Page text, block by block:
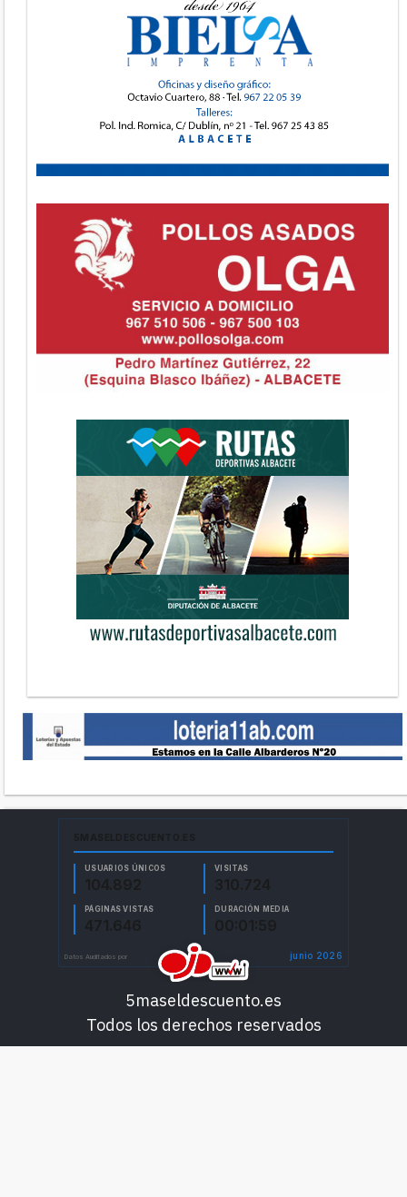
5maseldescuento.es
Todos los derechos reservados